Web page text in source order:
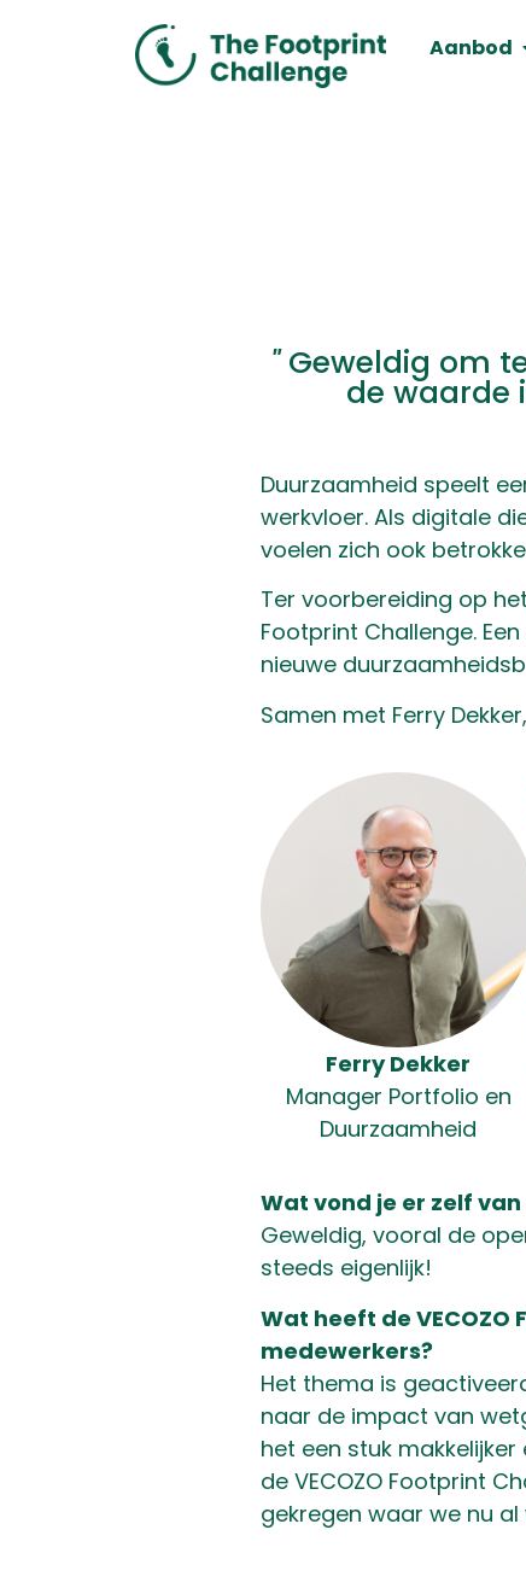
Aanbod
"Geweldig om
de waarde
Duurzaamheid speelt
werkvloer. Als digitale
voelen zich ook
Ter voorbereiding op
Footprint Challenge.
nieuwe
Samen met Ferry
Ferry Dekker
Manager Portfolio en
Duurzaamheid
Wat vond je er zelf
Geweldig, vooral de
steeds eigenlijk!
Wat heeft de
medewerkers?
Het thema is
naar de impact van
het een stuk
de VECOZO Footprint
gekregen waar we nu